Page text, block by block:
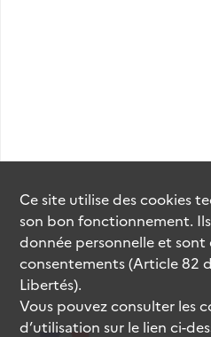
Ce site utilise descookies
son bon fonctionnement.
donnée personnelle et sont
consentements (Article 82
Libertés).
Vous pouvez consulter les
d’utilisation sur le lien ci-